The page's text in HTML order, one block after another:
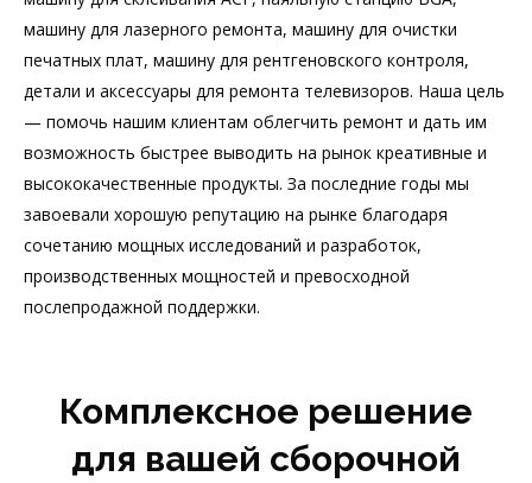
машину для лазерного ремонта, машину для очистки
печатных плат, машину для рентгеновского контроля,
детали и аксессуары для ремонта телевизоров. Наша цель
— помочь нашим клиентам облегчить ремонт и дать им
возможность быстрее выводить на рынок креативные и
высококачественные продукты. За последние годы мы
завоевали хорошую репутацию на рынке благодаря
сочетанию мощных исследований и разработок,
производственных мощностей и превосходной
послепродажной поддержки.
Комплексное решение
для вашей сборочной